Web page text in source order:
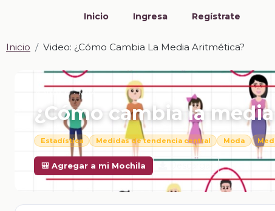
Inicio Ingresa Regístrate
Inicio Video: ¿Cómo Cambia La Media Aritmética?
📎 VIDEO · MP4
¿Cómo cambia la
Estadística Medidas de tendencia central Moda
🎒 Agregar a mi Mochila